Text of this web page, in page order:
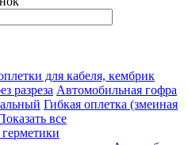
для кабеля, кембрик
разреза Автомобильная гофра
Гибкая оплетка (змеиная
все